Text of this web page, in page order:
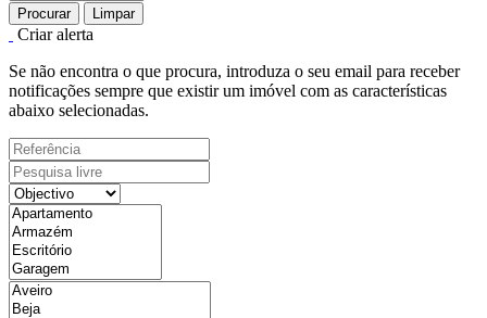
Procurar Limpar
Criar alerta
Se não encontra o que procura, introduza o seu email para receber
notificações sempre que existir um imóvel com as características
abaixo selecionadas.